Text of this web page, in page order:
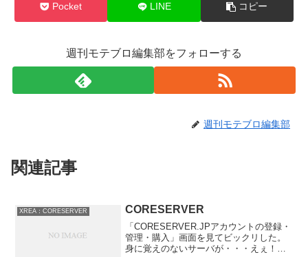
Pocket LINE コピー
週刊モテブロ編集部をフォローする
週刊モテブロ編集部
関連記事
XREA：CORESERVER CORESERVER
「CORESERVER.JPアカウントの登録・
管理・購入」画面を見てビックリした。
身に覚えのないサーバが・・・えぇ！？